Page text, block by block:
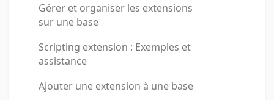
Gérer et organiser les extensions
sur une base
Scripting extension : Exemples et
assistance
Ajouter une extension à une base